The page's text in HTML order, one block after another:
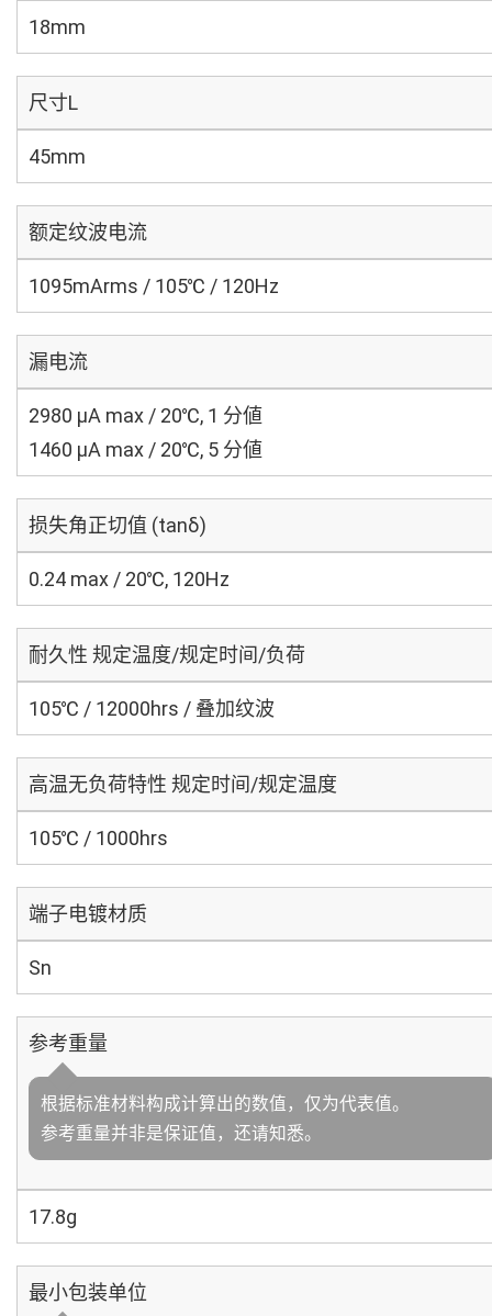
18mm
尺寸L
45mm
额定纹波电流
1095mArms / 105℃ / 120Hz
漏电流
2980 μA max / 20℃, 1 分値
1460 μA max / 20℃, 5 分値
损失角正切值 (tanδ)
0.24 max / 20℃, 120Hz
耐久性 规定温度/规定时间/负荷
105℃ / 12000hrs / 叠加纹波
高温无负荷特性 规定时间/规定温度
105℃ / 1000hrs
端子电镀材质
Sn
参考重量
根据标准材料构成计算出的数值，仅为代表值。
参考重量并非是保证值，还请知悉。
17.8g
最小包装单位